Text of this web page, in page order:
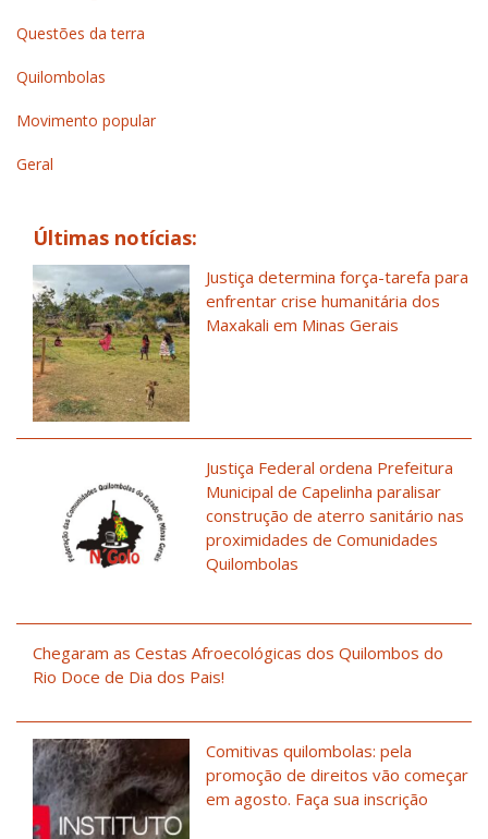
Questões da terra
Quilombolas
Movimento popular
Geral
Últimas notícias:
Justiça determina força-tarefa para
enfrentar crise humanitária dos
Maxakali em Minas Gerais
Justiça Federal ordena Prefeitura
Municipal de Capelinha paralisar
construção de aterro sanitário nas
proximidades de Comunidades
Quilombolas
Chegaram as Cestas Afroecológicas dos Quilombos do
Rio Doce de Dia dos Pais!
Comitivas quilombolas: pela
promoção de direitos vão começar
em agosto. Faça sua inscrição